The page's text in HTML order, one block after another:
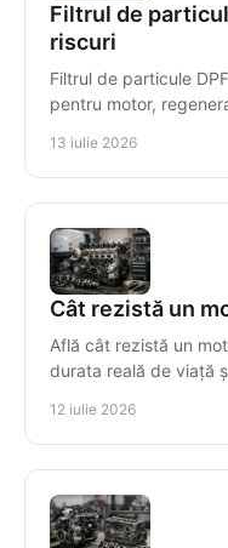
Filtrul de
riscuri
Filtrul de particule
pentru motor,
13 iulie 2026
Cât rezistă un
Află cât rezistă un
durata reală de viață
12 iulie 2026